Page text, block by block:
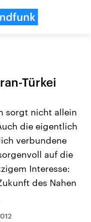
USA
Aktuelle Beiträge,
Hintergründe
mit großem Einfluss auf
Türkei
sorgt nicht allein
die eigentlich
verbundene
auf die
Interesse:
des Nahen